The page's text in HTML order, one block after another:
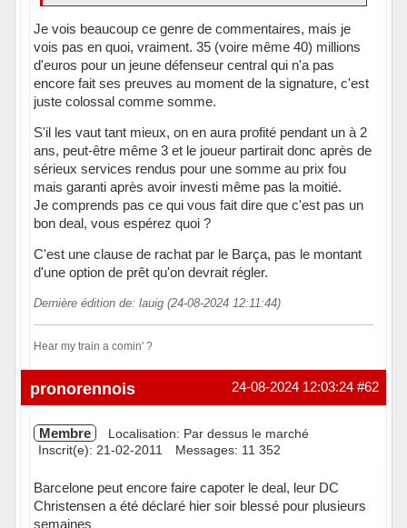
Je vois beaucoup ce genre de commentaires, mais je
vois pas en quoi, vraiment. 35 (voire même 40) millions
d'euros pour un jeune défenseur central qui n'a pas
encore fait ses preuves au moment de la signature, c'est
juste colossal comme somme.
S'il les vaut tant mieux, on en aura profité pendant un à 2
ans, peut-être même 3 et le joueur partirait donc après de
sérieux services rendus pour une somme au prix fou
mais garanti après avoir investi même pas la moitié.
Je comprends pas ce qui vous fait dire que c'est pas un
bon deal, vous espérez quoi ?
C'est une clause de rachat par le Barça, pas le montant
d'une option de prêt qu'on devrait régler.
Dernière édition de: lauig (24-08-2024 12:11:44)
Hear my train a comin' ?
Hors ligne #62
24-08-2024 12:03:24
pronorennois
Membre
Localisation: Par dessus le marché
Inscrit(e): 21-02-2011
Messages: 11 352
Barcelone peut encore faire capoter le deal, leur DC
Christensen a été déclaré hier soir blessé pour plusieurs
semaines